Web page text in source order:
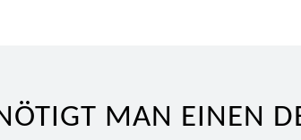
MAN EINEN